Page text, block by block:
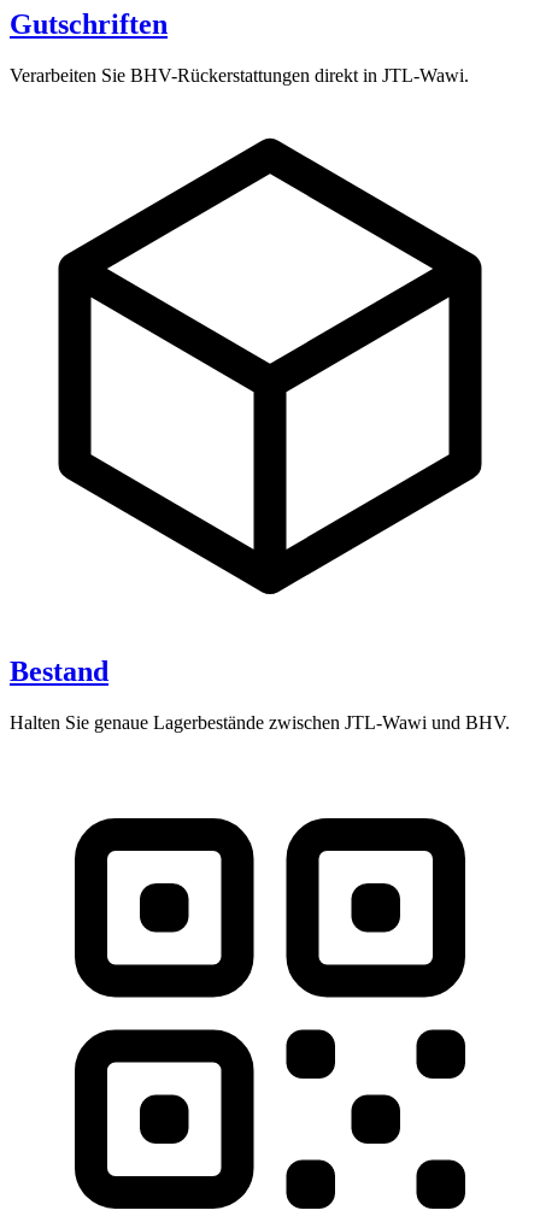
Gutschriften
Verarbeiten Sie BHV-Rückerstattungen direkt in JTL-Wawi.
Bestand
Halten Sie genaue Lagerbestände zwischen JTL-Wawi und BHV.